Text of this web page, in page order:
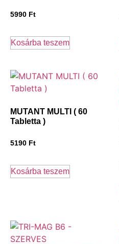
5990 Ft
Kosárba teszem
MUTANT MULTI ( 60
Tabletta )
5190 Ft
Kosárba teszem